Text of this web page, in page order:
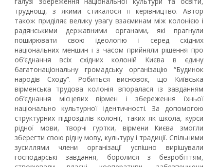
труднощі, з якими стикалося її керівництво. Автор
також приділяє велику увагу взаєминам між колонією і
радянськими державними органами, які прагнули
поширювати свою ідеологію і серед східних
національних меншин і з часом прийняли рішення про
об’єднання всіх східних колоній Києва в єдину
багатонаціональну громадську організацію “Будинок
народів Сходу”. Робиться висновок, що Київська
вірменська трудова колонія впоралася із завданням
об’єднання місцевих вірмен і збереження їхньої
національно культурної ідентичності. За допомогою
структурних підрозділів колонії, таких як школа, курси
рідної мови, творчі гуртки, вірмени Києва змогли
зберегти свою рідну мову, культуру і традиції. Спільними
зусиллями члени організації успішно вирішували
господарські завдання, боролися з безробіттям,